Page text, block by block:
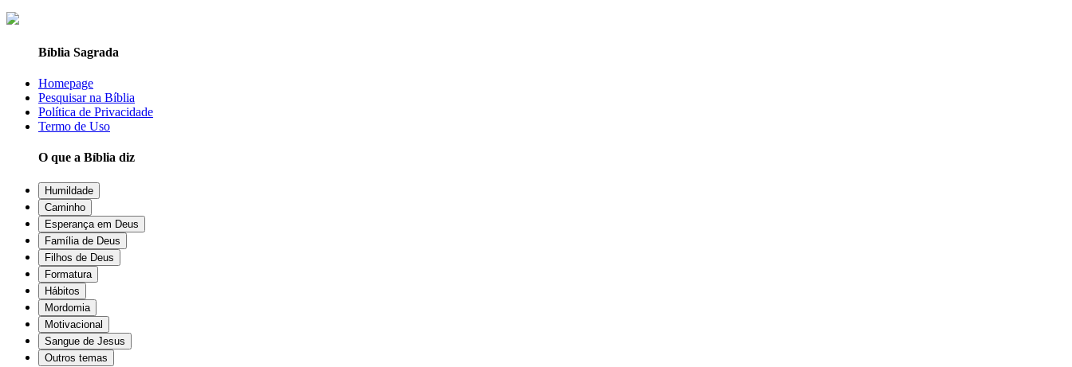
Bíblia Sagrada
Homepage
Pesquisar na Bíblia
Política de Privacidade
Termo de Uso
O que a Bíblia diz
Humildade
Caminho
Esperança em Deus
Família de Deus
Filhos de Deus
Formatura
Hábitos
Mordomia
Motivacional
Sangue de Jesus
Outros temas